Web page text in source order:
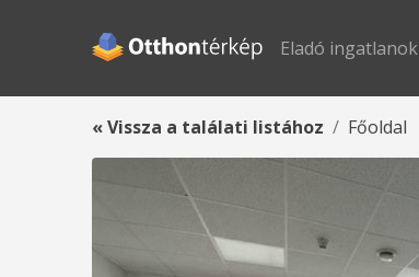
Eladó ingatlanok
« Vissza a találati listához Főoldal